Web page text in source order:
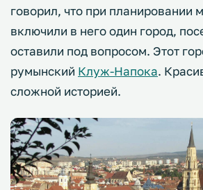
говорил, что при планировании
включили в него один город,
оставили под вопросом. Этот
румынский Клуж-Напока.
сложной историей.